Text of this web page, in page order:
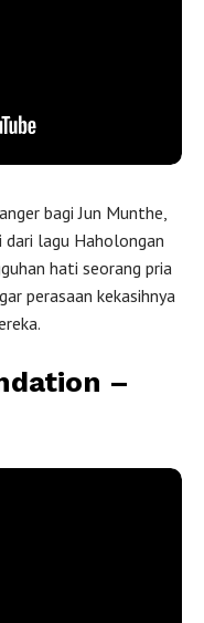
bagi Jun Munthe,
dari lagu Haholongan
hati seorang pria
perasaan kekasihnya
–